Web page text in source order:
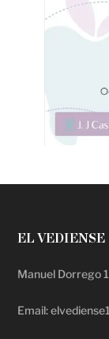
EL VEDIENSE
Manuel Dorrego
Email: